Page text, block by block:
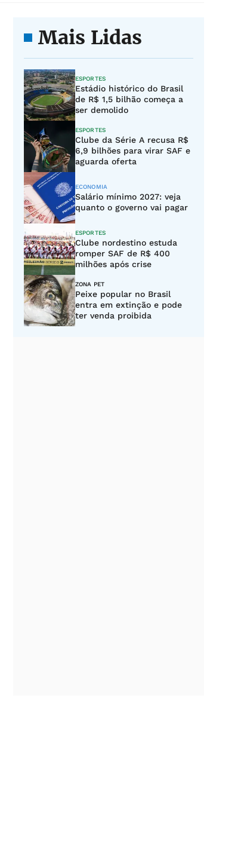
Mais Lidas
ESPORTES
Estádio histórico do Brasil
de R$ 1,5 bilhão começa a
ser demolido
ESPORTES
Clube da Série A recusa R$
6,9 bilhões para virar SAF e
aguarda oferta
ECONOMIA
Salário mínimo 2027: veja
quanto o governo vai pagar
ESPORTES
Clube nordestino estuda
romper SAF de R$ 400
milhões após crise
ZONA PET
Peixe popular no Brasil
entra em extinção e pode
ter venda proibida